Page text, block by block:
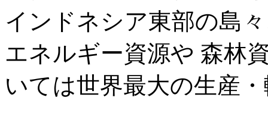
インドネシア東部の島
エネルギー資源や 森林
いては世界最大の生産